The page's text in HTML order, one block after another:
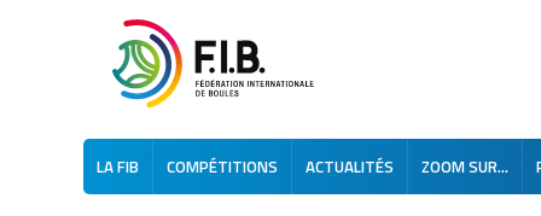
LA FIB COMPÉTITIONS ACTUALITÉS ZOOM SUR...